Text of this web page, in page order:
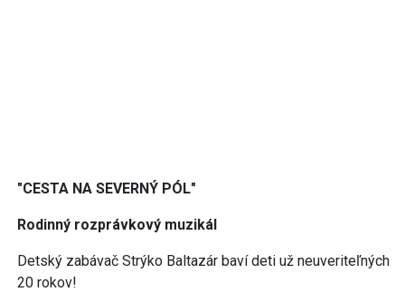
"CESTA NA SEVERNÝ PÓL"
Rodinný rozprávkový muzikál
Detský zabávač Strýko Baltazár baví deti už neuveriteľných
20 rokov!